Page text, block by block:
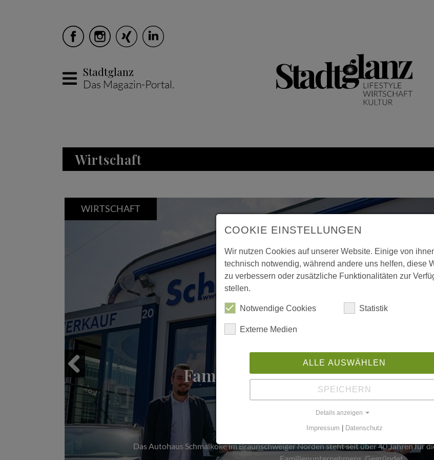
Stadtglanz
Das Magazin-Portal.
Wirtschaft
WIRTSCHAFT
Familienwerte und
Die Familie Schmalkoke
Ein Autohaus im Wandel der
Das Autohaus Schmalkoke im Braunschweiger Norden steht seit über 40 Jahren für
Previous
COOKIE EINSTELLUNGEN
Wir nutzen Cookies auf unserer Website. Einige von
technisch notwendig, während andere uns helfen, diese
zu verbessern oder zusätzliche Funktionalitäten zur
stellen.
Notwendige Cookies Statistik
Externe Medien
ALLE AUSWÄHLEN
SPEICHERN
Details anzeigen
Impressum | Datenschutz